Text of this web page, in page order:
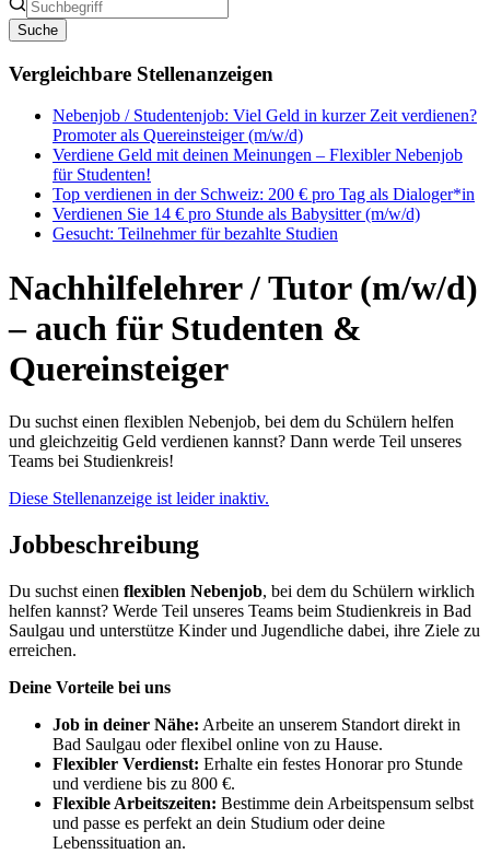
Suche
Vergleichbare Stellenanzeigen
Nebenjob / Studentenjob: Viel Geld in kurzer Zeit verdienen?
Promoter als Quereinsteiger (m/w/d)
Verdiene Geld mit deinen Meinungen – Flexibler Nebenjob
für Studenten!
Top verdienen in der Schweiz: 200 € pro Tag als Dialoger*in
Verdienen Sie 14 € pro Stunde als Babysitter (m/w/d)
Gesucht: Teilnehmer für bezahlte Studien
Nachhilfelehrer / Tutor (m/w/d)
– auch für Studenten &
Quereinsteiger
Du suchst einen flexiblen Nebenjob, bei dem du Schülern helfen
und gleichzeitig Geld verdienen kannst? Dann werde Teil unseres
Teams bei Studienkreis!
Diese Stellenanzeige ist leider inaktiv.
Jobbeschreibung
Du suchst einen flexiblen Nebenjob, bei dem du Schülern wirklich
helfen kannst? Werde Teil unseres Teams beim Studienkreis in Bad
Saulgau und unterstütze Kinder und Jugendliche dabei, ihre Ziele zu
erreichen.
Deine Vorteile bei uns
Job in deiner Nähe: Arbeite an unserem Standort direkt in
Bad Saulgau oder flexibel online von zu Hause.
Flexibler Verdienst: Erhalte ein festes Honorar pro Stunde
und verdiene bis zu 800 €.
Flexible Arbeitszeiten: Bestimme dein Arbeitspensum selbst
und passe es perfekt an dein Studium oder deine
Lebenssituation an.